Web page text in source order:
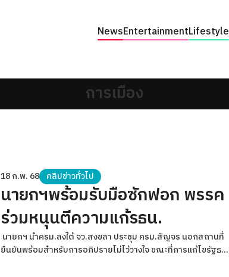
NewsEntertainmentLifestyle
การเมือง
18 ก.พ. 68 คลิปข่าวทั่วไป
นายกฯพร้อมรับมือซักฟอก พรรค
ร่วมหนุนตีความแก้รธน.
นายกฯ นำครม.ลงใต้ จว.สงขลา ประชุม ครม.สัญจร นอกสถานที่
ยืนยันพร้อมสำหรับการอภิปรายไม่ไว้วางใจ ขณะที่การแก้ไขรัฐธร